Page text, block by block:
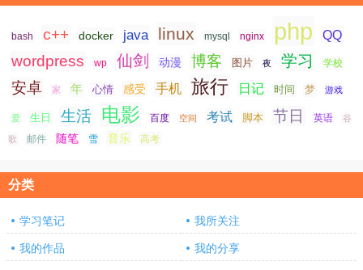
bash c++ docker java linux mysql nginx php QQ
wordpress wp 仙剑 动漫 博客 图片 夜 学习 学校
安卓 家 年 心情 感受 手机 旅行 日记 时间 梦 游戏
爱 生日 生活 电影 百度 空间 考试 脚本 节日 英语 谷
歌 邮件 随笔 雪 音乐 高考
分类
学习笔记 我所关注
我的作品 我的分享